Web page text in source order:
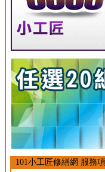
101小工匠修繕網 服務